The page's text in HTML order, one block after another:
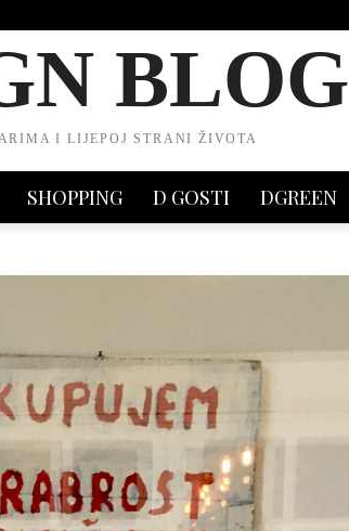
BLOG
I LIJEPOJ STRANI ŽIVOTA
SHOPPING D GOSTI DGREEN